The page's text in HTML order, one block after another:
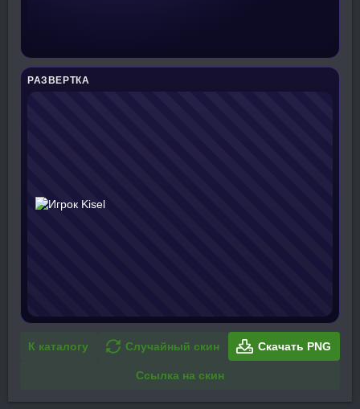
РАЗВЕРТКА
К каталогу Случайный скин Скачать PNG
Ссылка на скин